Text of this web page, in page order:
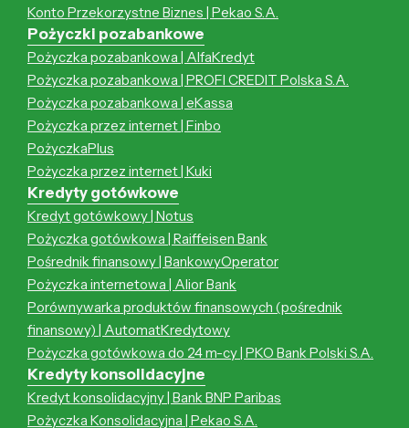
Konto Przekorzystne Biznes | Pekao S.A.
Pożyczki pozabankowe
Pożyczka pozabankowa | AlfaKredyt
Pożyczka pozabankowa | PROFI CREDIT Polska S.A.
Pożyczka pozabankowa | eKassa
Pożyczka przez internet | Finbo
PożyczkaPlus
Pożyczka przez internet | Kuki
Kredyty gotówkowe
Kredyt gotówkowy | Notus
Pożyczka gotówkowa | Raiffeisen Bank
Pośrednik finansowy | BankowyOperator
Pożyczka internetowa | Alior Bank
Porównywarka produktów finansowych (pośrednik
finansowy) | AutomatKredytowy
Pożyczka gotówkowa do 24 m-cy | PKO Bank Polski S.A.
Kredyty konsolidacyjne
Kredyt konsolidacyjny | Bank BNP Paribas
Pożyczka Konsolidacyjna | Pekao S.A.